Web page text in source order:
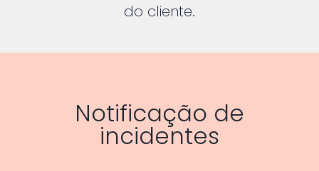
do cliente.
Notificação de
incidentes